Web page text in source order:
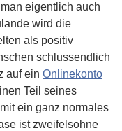
eigentlich auch
wird die
als positiv
schlussendlich
auf ein Onlinekonto
Teil seines
ein ganz normales
ist zweifelsohne